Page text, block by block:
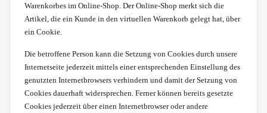
Warenkorbes im Online-Shop. Der Online-Shop merkt sich die
Artikel, die ein Kunde in den virtuellen Warenkorb gelegt hat, über
ein Cookie.
Die betroffene Person kann die Setzung von Cookies durch unsere
Internetseite jederzeit mittels einer entsprechenden Einstellung des
genutzten Internetbrowsers verhindern und damit der Setzung von
Cookies dauerhaft widersprechen. Ferner können bereits gesetzte
Cookies jederzeit über einen Internetbrowser oder andere